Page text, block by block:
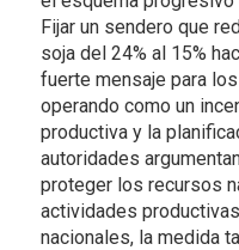
Fijar un sendero que
soja del 24% al 15%
fuerte mensaje para
operando como un
productiva y la
autoridades
proteger los recursos
actividades
nacionales, la medida